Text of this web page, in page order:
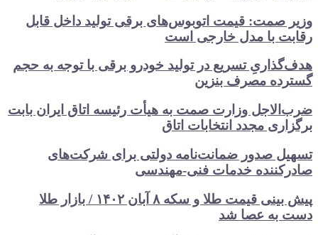
وزیر صمت: قیمت اتوبوس‌های برقی تولید داخل قابل
رقابت با مدل خارجی است
هدف‌گذاریِ تسریع در تولید خودرو‌ برقی با توجه به حجم
گسترده مصرف‌ بنزین‌
ضرب‌الاجل وزارت صمت به هیأت رئیسه اتاق‌ ایران بابت
برگزاری مجدد انتخابات اتاق
تسهیل صدور ضمانت‌نامه دولتی برای شرکت‌های
صادرکننده خدمات فنی-مهندسی
پیش بینی قیمت طلا و سکه ۸ آبان ۱۴۰۲ / بازار طلا
دست‌ به عصا شد